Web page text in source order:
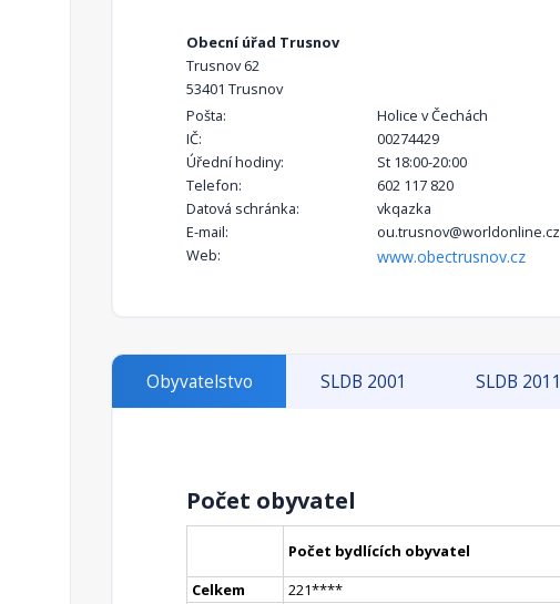
Obecní úřad Trusnov
Trusnov 62
53401 Trusnov
Pošta:
Holice v Čechách
IČ:
00274429
Úřední hodiny:
St 18:00-20:00
Telefon:
602 117 820
Datová schránka:
vkqazka
E-mail:
ou.trusnov@worldonline.cz
Web:
www.obectrusnov.cz
Obyvatelstvo SLDB 2001 SLDB 2011
Počet obyvatel
Počet bydlících obyvatel
Celkem
221****